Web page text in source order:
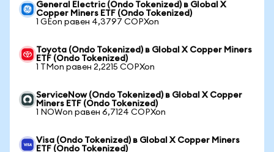
General Electric (Ondo Tokenized) в Global X
Copper Miners ETF (Ondo Tokenized)
1 GEon равен 4,3797 COPXon
Toyota (Ondo Tokenized) в Global X Copper Miners
ETF (Ondo Tokenized)
1 TMon равен 2,2215 COPXon
ServiceNow (Ondo Tokenized) в Global X Copper
Miners ETF (Ondo Tokenized)
1 NOWon равен 6,7124 COPXon
Visa (Ondo Tokenized) в Global X Copper Miners
ETF (Ondo Tokenized)